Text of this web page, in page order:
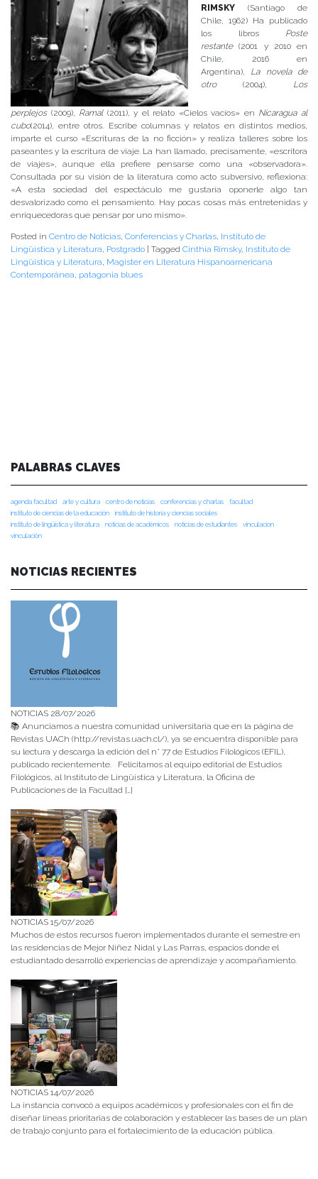
RIMSKY
(Santiago de
Chile, 1962) Ha publicado
los libros Poste
restante(2001 y 2010 en
Chile, 2016 en
Argentina), La novela de
otro(2004), Los
perplejos(2009), Ramal (2011), y el relato «Cielos vacíos» en Nicaragua al
cubo(2014), entre otros. Escribe columnas y relatos en distintos medios,
imparte el curso «Escrituras de la no ficción» y realiza talleres sobre los
paseantes y la escritura de viaje. La han llamado, precisamente, «escritora
de viajes», aunque ella prefiere pensarse como una «observadora».
Consultada por su visión de la literatura como acto subversivo, reflexiona:
«A esta sociedad del espectáculo me gustaría oponerle algo tan
desvalorizado como el pensamiento. Hay pocas cosas más entretenidas y
enriquecedoras que pensar por uno mismo».
Posted in Centro de Noticias, Conferencias y Charlas, Instituto de
Lingüística y Literatura, Postgrado Tagged Cinthia Rimsky, Instituto de
Lingüística y Literatura, Magíster en Literatura Hispanoamericana
Contemporánea, patagonia blues
PALABRAS CLAVES
agenda facultad arte y cultura centro de noticias conferencias y charlas
facultad
instituto de ciencias de la educación
instituto de historia y ciencias sociales
instituto de lingüística y literatura
noticias de académicos noticias de estudiantes
vinculacion
vinculación
NOTICIAS RECIENTES
NOTICIAS 28/07/2026
📚 Anunciamos a nuestra comunidad universitaria que en la página de
Revistas UACh (http://revistas.uach.cl/), ya se encuentra disponible para
su lectura y descarga la edición del n° 77 de Estudios Filológicos (EFIL),
publicado recientemente. Felicitamos al equipo editorial de Estudios
Filológicos, al Instituto de Lingüística y Literatura, la Oficina de
Publicaciones de la Facultad […]
NOTICIAS 15/07/2026
Muchos de estos recursos fueron implementados durante el semestre en
las residencias de Mejor Niñez Nidal y Las Parras, espacios donde el
estudiantado desarrolló experiencias de aprendizaje y acompañamiento.
NOTICIAS 14/07/2026
La instancia convocó a equipos académicos y profesionales con el fin de
diseñar líneas prioritarias de colaboración y establecer las bases de un plan
de trabajo conjunto para el fortalecimiento de la educación pública.